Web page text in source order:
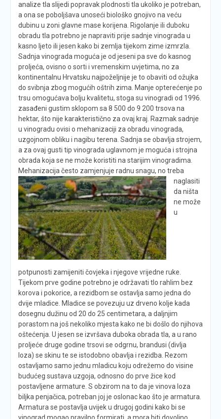
analize tla slijedi popravak plodnosti tla ukoliko je potreban,
a ona se poboljšava unoseći biološko gnojivo na veću
dubinu u zoni glavne mase korijena. Rigolanje ili duboku
obradu tla potrebno je napraviti prije sadnje vinograda u
kasno ljeto ili jesen kako bi zemlja tijekom zime izmrzla.
Sadnja vinograda moguća je od jeseni pa sve do kasnog
proljeća, ovisno o sorti i vremenskim uvjetima, no za
kontinentalnu Hrvatsku najpoželjnije je to obaviti od ožujka
do svibnja zbog mogućih oštrih zima. Manje opterećenje po
trsu omogućava bolju kvalitetu, stoga su vinogradi od 1996.
zasađeni gustim sklopom sa 8 500 do 9 200 trsova na
hektar, što nije karakteristično za ovaj kraj. Razmak sadnje
u vinogradu ovisi o mehanizaciji za obradu vinograda,
uzgojnom obliku i nagibu terena. Sadnja se obavlja strojem,
a za ovaj gusti tip vinograda uglavnom je moguća i strojna
obrada koja se ne može koristiti na starijim vinogradima.
Mehanizacija često zamjenjuje radnu snagu, no treba
naglasiti
da ništa
ne može
u
potpunosti zamijeniti čovjeka i njegove vrijedne ruke.
Tijekom prve godine potrebno je održavati tlo rahlim bez
korova i pokorice, a rezidbom se ostavlja samo jedna do
dvije mladice. Mladice se povezuju uz drveno kolje kada
dosegnu dužinu od 20 do 25 centimetara, a daljnjim
porastom na još nekoliko mjesta kako ne bi došlo do njihova
oštećenja. U jesen se izvršava duboka obrada tla, a u rano
proljeće druge godine trsovi se odgrnu, brandusi (divlja
loza) se skinu te se istodobno obavlja i rezidba. Rezom
ostavljamo samo jednu mladicu koju odrežemo do visine
budućeg sustava uzgoja, odnosno do prve žice kod
postavljene armature. S obzirom na to da je vinova loza
biljka penjačica, potreban joj je oslonac kao što je armatura.
Armatura se postavlja uvijek u drugoj godini kako bi se